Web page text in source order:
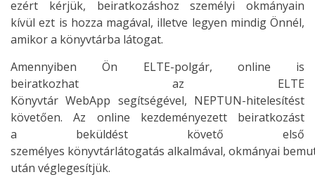
ezért kérjük, beiratkozáshoz személyi okmányain
kívül ezt is hozza magával, illetve legyen mindig Önnél,
amikor a könyvtárba látogat.
Amennyiben Ön ELTE-polgár, online is
beiratkozhat az ELTE
Könyvtár WebApp segítségével, NEPTUN-hitelesítést
követően. Az online kezdeményezett beiratkozást
a beküldést követő első
személyes könyvtárlátogatás alkalmával, okmányai
után véglegesítjük.